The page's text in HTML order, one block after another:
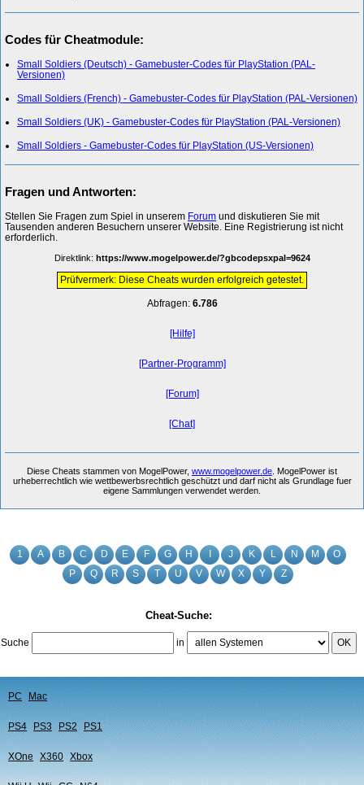
1 A B C D E F G H J K L N M
O
P
Q R S T U V W X Y Z
Cheat-Suche:
Suche in OK
PC Mac
PS4 PS3 PS2 PS1
XOne X360 Xbox
Codes für Cheatmodule:
Small Soldiers (Deutsch) - Gamebuster-Codes für PlayStation (PAL-
Versionen)
Small Soldiers (French) - Gamebuster-Codes für PlayStation (PAL-Versionen)
Small Soldiers (UK) - Gamebuster-Codes für PlayStation (PAL-Versionen)
Small Soldiers - Gamebuster-Codes für PlayStation (US-Versionen)
Fragen und Antworten:
Stellen Sie Fragen zum Spiel in unserem Forum und diskutieren Sie mit
Tausenden anderen Besuchern unserer Website. Eine Registrierung ist nicht
erforderlich.
Direktlink: https://www.mogelpower.de/?gbcodepsxpal=9624
Prüfvermerk: Diese Cheats wurden erfolgreich getestet.
Abfragen: 6.786
[Hilfe]
[Partner-Programm]
[Forum]
[Chat]
Diese Cheats stammen von MogelPower, www.mogelpower.de . MogelPower ist
urheberrechtlich wie wettbewerbsrechtlich geschützt und darf nicht als Grundlage fuer
eigene Sammlungen verwendet werden.